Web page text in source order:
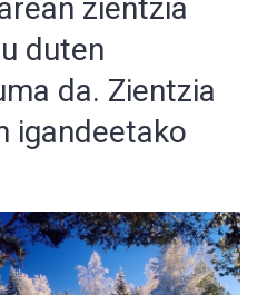
zientzia
duten
da. Zientzia
igandeetako